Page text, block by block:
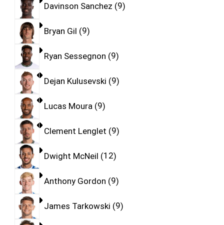
Davinson Sanchez 9
Bryan Gil 9
Ryan Sessegnon 9
Dejan Kulusevski 9
Lucas Moura 9
Clement Lenglet 9
Dwight McNeil 12
Anthony Gordon 9
James Tarkowski 9